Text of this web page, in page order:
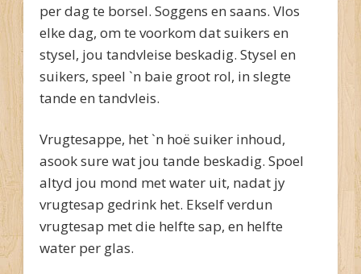
per dag te borsel. Soggens en saans. Vlos
elke dag, om te voorkom dat suikers en
stysel, jou tandvleise beskadig. Stysel en
suikers, speel `n baie groot rol, in slegte
tande en tandvleis.
Vrugtesappe, het `n hoë suiker inhoud,
asook sure wat jou tande beskadig. Spoel
altyd jou mond met water uit, nadat jy
vrugtesap gedrink het. Ekself verdun
vrugtesap met die helfte sap, en helfte
water per glas.